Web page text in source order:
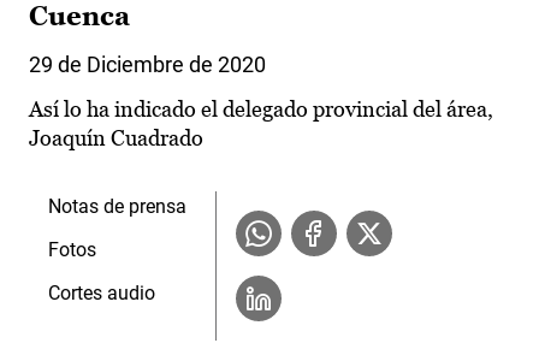
Cuenca
29 de Diciembre de 2020
Así lo ha indicado el delegado provincial del área,
Joaquín Cuadrado
Notas de prensa
Fotos
Cortes audio